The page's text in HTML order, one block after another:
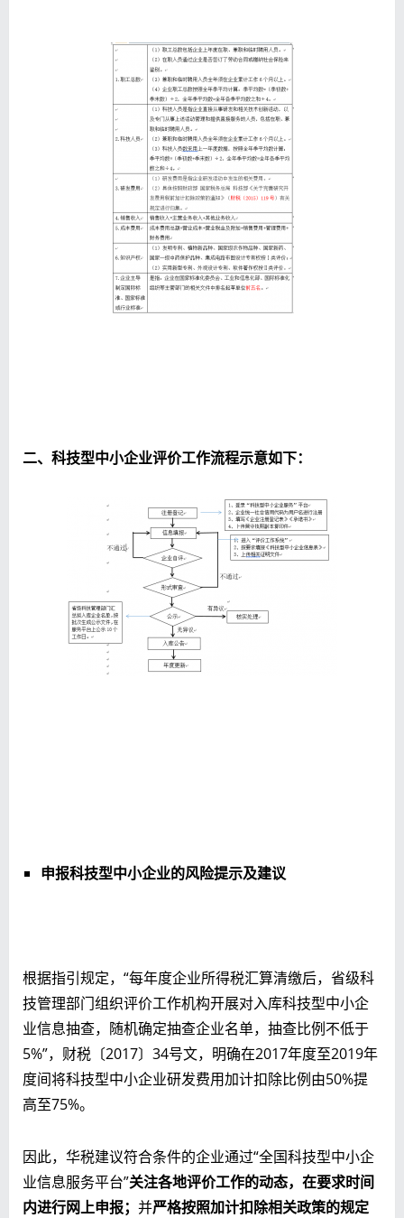
二、科技型中小企业评价工作流程示意如下：
申报科技型中小企业的风险提示及建议
根据指引规定，“每年度企业所得税汇算清缴后，省级科
技管理部门组织评价工作机构开展对入库科技型中小企
业信息抽查，随机确定抽查企业名单，抽查比例不低于
5%”，财税〔2017〕34号文，明确在2017年度至2019年
度间将科技型中小企业研发费用加计扣除比例由50%提
高至75%。
因此，华税建议符合条件的企业通过“全国科技型中小企
业信息服务平台”关注各地评价工作的动态，在要求时间
内进行网上申报； 并严格按照加计扣除相关政策的规定